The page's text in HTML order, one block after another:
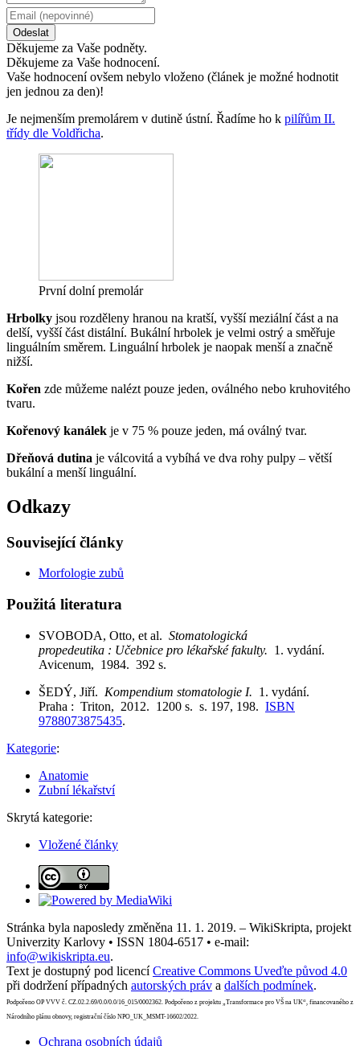
Odeslat
Děkujeme za Vaše podněty.
Děkujeme za Vaše hodnocení.
Vaše hodnocení ovšem nebylo vloženo (článek je možné hodnotit
jen jednou za den)!
Je nejmenším premolárem v dutině ústní. Řadíme ho k pilířům II.
třídy dle Voldřicha.
První dolní premolár
Hrbolky jsou rozděleny hranou na kratší, vyšší meziální část a na
delší, vyšší část distální. Bukální hrbolek je velmi ostrý a směřuje
linguálním směrem. Linguální hrbolek je naopak menší a značně
nižší.
Kořen zde můžeme nalézt pouze jeden, oválného nebo kruhovitého
tvaru.
Kořenový kanálek je v 75 % pouze jeden, má oválný tvar.
Dřeňová dutina je válcovitá a vybíhá ve dva rohy pulpy – větší
bukální a menší linguální.
Odkazy
Související články
Morfologie zubů
Použitá literatura
SVOBODA, Otto, et al. Stomatologická
propedeutika : Učebnice pro lékařské fakulty. 1. vydání.
Avicenum, 1984. 392 s.
ŠEDÝ, Jiří. Kompendium stomatologie I. 1. vydání.
Praha : Triton, 2012. 1200 s. s. 197, 198. ISBN
9788073875435.
Kategorie:
Anatomie
Zubní lékařství
Skrytá kategorie:
Vložené články
Stránka byla naposledy změněna 11. 1. 2019. – WikiSkripta, projekt
Univerzity Karlovy • ISSN 1804-6517 • e-mail:
info@wikiskripta.eu.
Text je dostupný pod licencíCreative Commons Uveďte původ 4.0
při dodržení případných autorských práv a dalších podmínek.
Podpořeno OP VVV č. CZ.02.2.69/0.0/0.0/16_015/0002362. Podpořeno z projektu „Transformace pro VŠ na UK“, financovaného z
Národního plánu obnovy, registrační číslo NPO_UK_MSMT-16602/2022.
Ochrana osobních údajů